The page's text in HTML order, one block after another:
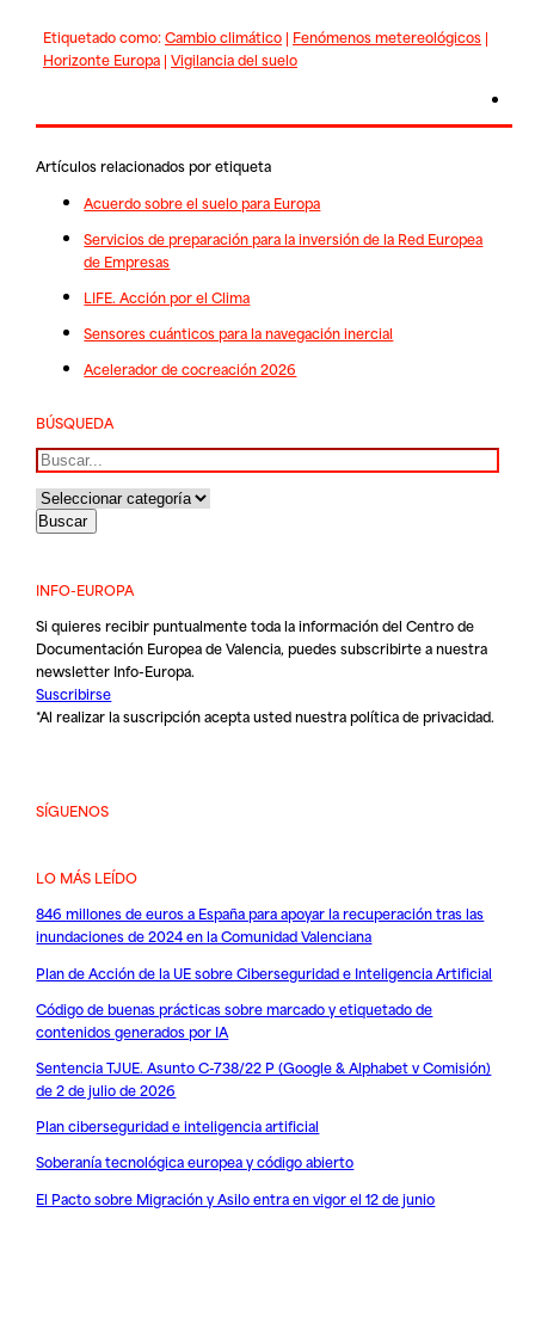
Etiquetado como:Cambio climático| Fenómenos metereológicos|
Horizonte Europa| Vigilancia del suelo
Artículos relacionados por etiqueta
Acuerdo sobre el suelo para Europa
Servicios de preparación para la inversión de la Red Europea
de Empresas
LIFE. Acción por el Clima
Sensores cuánticos para la navegación inercial
Acelerador de cocreación 2026
BÚSQUEDA
Buscar
INFO-EUROPA
Si quieres recibir puntualmente toda la información del Centro de
Documentación Europea de Valencia, puedes subscribirte a nuestra
newsletter Info-Europa.
Suscribirse
*Al realizar la suscripción acepta usted nuestrapolítica de privacidad.
SÍGUENOS
LO MÁS LEÍDO
846 millones de euros a España para apoyar la recuperación tras las
inundaciones de 2024 en la Comunidad Valenciana
Plan de Acción de la UE sobre Ciberseguridad e Inteligencia Artificial
Código de buenas prácticas sobre marcado y etiquetado de
contenidos generados por IA
Sentencia TJUE. Asunto C-738/22 P (Google & Alphabet v Comisión)
de 2 de julio de 2026
Plan ciberseguridad e inteligencia artificial
Soberanía tecnológica europea y código abierto
El Pacto sobre Migración y Asilo entra en vigor el 12 de junio